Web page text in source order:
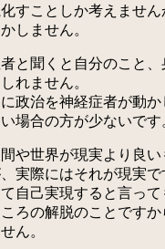
すことしか考えません
しません。
と聞くと自分のこと、
れません。
政治を神経症者が動か
場合の方が少ないです
や世界が現実より良い
実際にはそれが現実で
自己実現すると言って
ろの解脱のことです
ん。